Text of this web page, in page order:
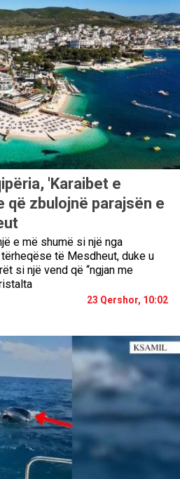
'Karaibet e
që zbulojnë parajsën e
e më shumë si një nga
të Mesdheut, duke u
si një vend që “ngjan me
23 Qershor, 10:02